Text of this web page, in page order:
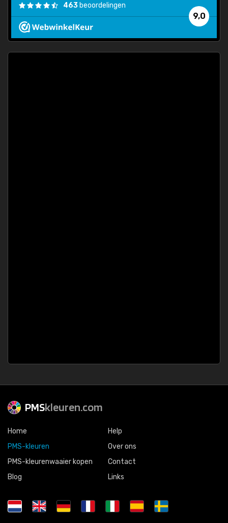
9,0
463 beoordelingen
PMSkleuren.com
Home
PMS-kleuren
PMS-kleurenwaaier kopen
Blog
Help
Over ons
Contact
Links